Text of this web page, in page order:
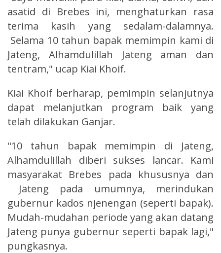
asatid di Brebes ini, menghaturkan rasa
terima kasih yang sedalam-dalamnya.
Selama 10 tahun bapak memimpin kami di
Jateng, Alhamdulillah Jateng aman dan
tentram," ucap Kiai Khoif.
Kiai Khoif berharap, pemimpin selanjutnya
dapat melanjutkan program baik yang
telah dilakukan Ganjar.
"10 tahun bapak memimpin di Jateng,
Alhamdulillah diberi sukses lancar. Kami
masyarakat Brebes pada khususnya dan
Jateng pada umumnya, merindukan
gubernur kados njenengan (seperti bapak).
Mudah-mudahan periode yang akan datang
Jateng punya gubernur seperti bapak lagi,"
pungkasnya.